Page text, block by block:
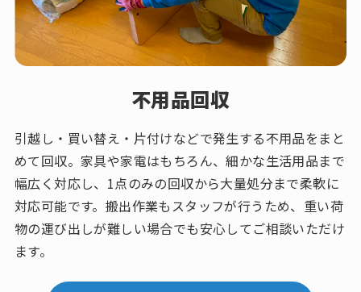
不用品回収
引越し・買い替え・片付けなどで発生する不用品をまと
めて回収。家具や家電はもちろん、細かな生活用品まで
幅広く対応し、1点のみの回収から大量処分まで柔軟に
対応可能です。搬出作業もスタッフが行うため、重い荷
物の運び出しが難しい場合でも安心してご相談いただけ
ます。